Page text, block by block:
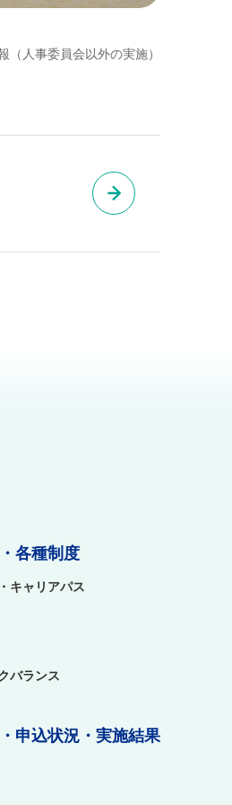
（人事委員会以外の実施）
各種制度
キャリアパス
バランス
申込状況・実施結果